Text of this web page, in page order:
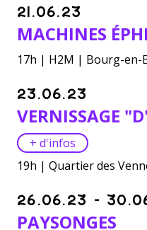
21.06.23
MACHINES
17h | H2M | Bourg-en-
23.06.23
VERNISSAGE
+ d'infos
19h | Quartier des
26.06.23 -
PAYSONGES